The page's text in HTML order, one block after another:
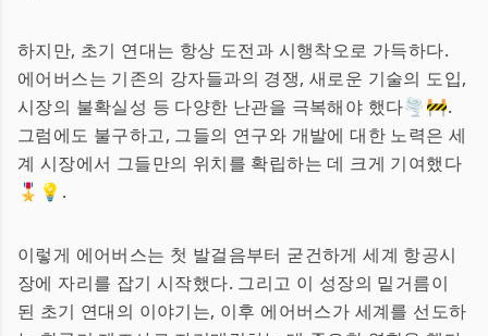
하지만, 초기 연대는 항상 도전과 시행착오로 가득하다.
에어버스는 기존의 강자들과의 경쟁, 새로운 기술의 도입,
시장의 불확실성 등 다양한 난관을 극복해야 했다🌪️🚧.
그럼에도 불구하고, 그들의 연구와 개발에 대한 노력은 세
계 시장에서 그들만의 위치를 확립하는 데 크게 기여했다
🎖️💡.
이렇게 에어버스는 첫 발걸음부터 굳건하게 세계 항공시
장에 자리를 잡기 시작했다. 그리고 이 성장의 밑거름이
된 초기 연대의 이야기는, 이후 에어버스가 세계를 선도하